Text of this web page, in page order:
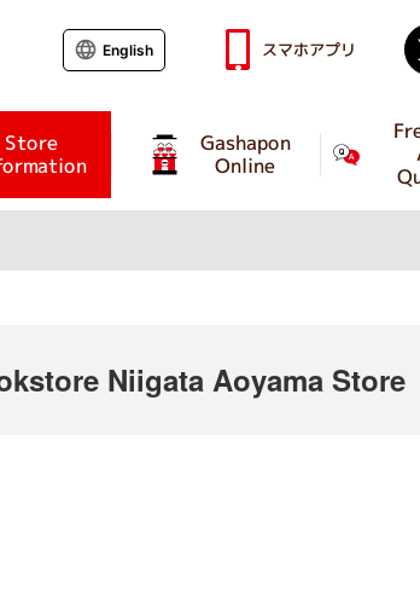
Store Gashapon
Online
English スマホアプリ
Niigata Aoyama Store